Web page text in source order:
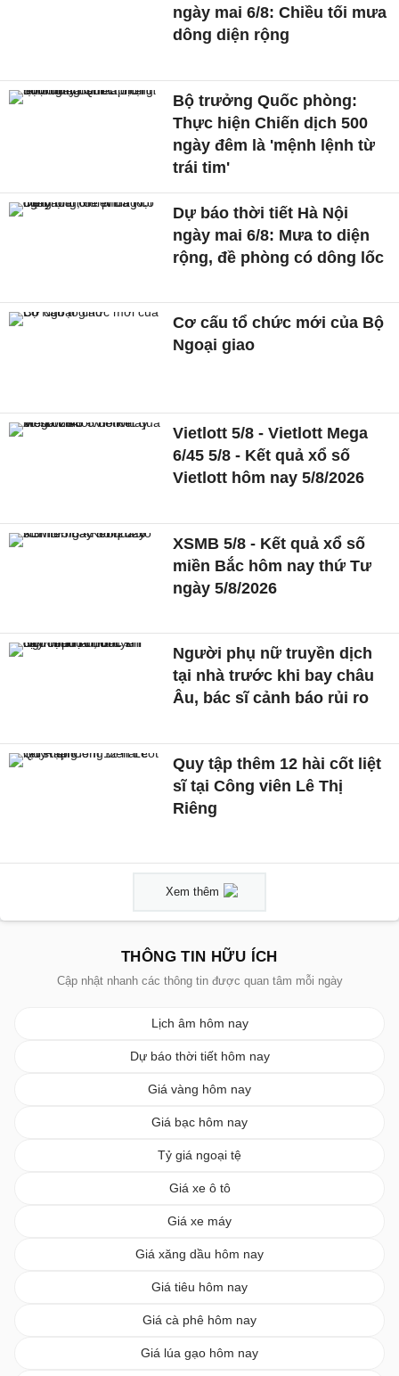
ngày mai 6/8: Chiều tối mưa
dông diện rộng
Bộ trưởng Quốc phòng:
Thực hiện Chiến dịch 500
ngày đêm là 'mệnh lệnh từ
trái tim'
Dự báo thời tiết Hà Nội
ngày mai 6/8: Mưa to diện
rộng, đề phòng có dông lốc
Cơ cấu tổ chức mới của Bộ
Ngoại giao
Vietlott 5/8 - Vietlott Mega
6/45 5/8 - Kết quả xổ số
Vietlott hôm nay 5/8/2026
XSMB 5/8 - Kết quả xổ số
miền Bắc hôm nay thứ Tư
ngày 5/8/2026
Người phụ nữ truyền dịch
tại nhà trước khi bay châu
Âu, bác sĩ cảnh báo rủi ro
Quy tập thêm 12 hài cốt liệt
sĩ tại Công viên Lê Thị
Riêng
Xem thêm
THÔNG TIN HỮU ÍCH
Cập nhật nhanh các thông tin được quan tâm mỗi ngày
Lịch âm hôm nay
Dự báo thời tiết hôm nay
Giá vàng hôm nay
Giá bạc hôm nay
Tỷ giá ngoại tệ
Giá xe ô tô
Giá xe máy
Giá xăng dầu hôm nay
Giá tiêu hôm nay
Giá cà phê hôm nay
Giá lúa gạo hôm nay